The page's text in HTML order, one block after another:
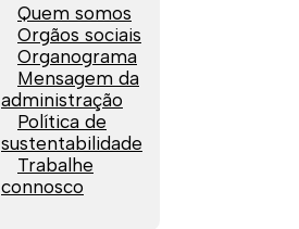
Quem somos
Orgãos sociais
Organograma
Mensagem da
administração
Política de
sustentabilidade
Trabalhe
connosco